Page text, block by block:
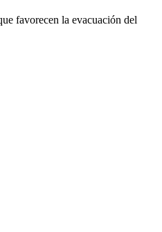
favorecen la evacuación del